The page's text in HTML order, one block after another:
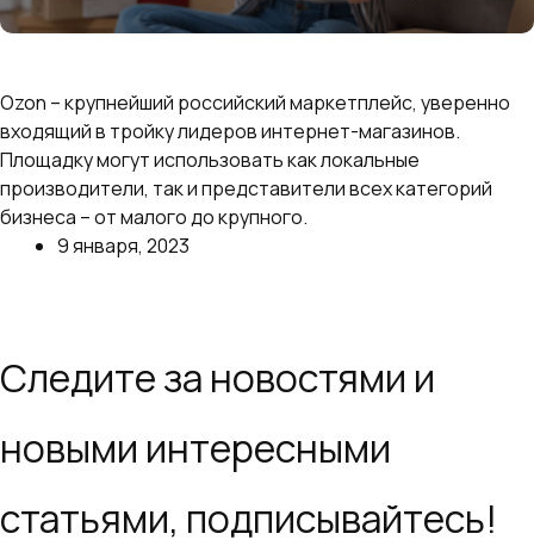
Ozon – крупнейший российский маркетплейс, уверенно
входящий в тройку лидеров интернет-магазинов.
Площадку могут использовать как локальные
производители, так и представители всех категорий
бизнеса – от малого до крупного.
9 января, 2023
Следите за новостями и
новыми интересными
статьями, подписывайтесь!